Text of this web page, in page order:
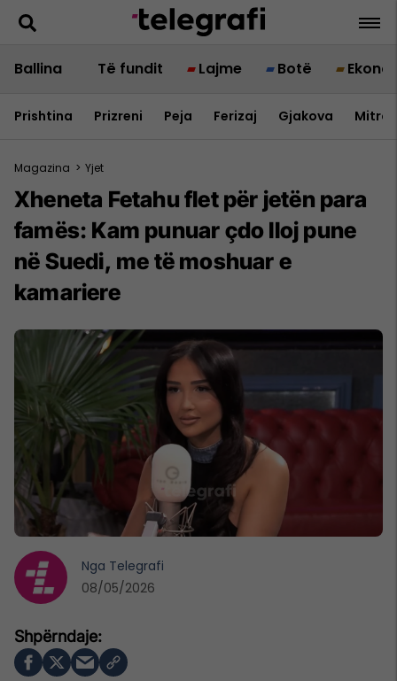
Ballina Të fundit Lajme Botë
Prishtina Prizreni Peja Ferizaj Gjakova
Magazina > Yjet
Xheneta Fetahu flet për jetën para
famës: Kam punuar çdo lloj pune
në Suedi, me të moshuar e
kamariere
Nga Telegrafi
08/05/2026